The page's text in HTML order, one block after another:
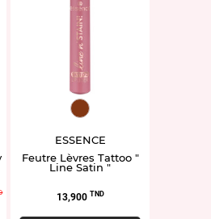
EL951852.02
ESSENCE
Feutre Lèvres Tattoo "
Line Satin "
Prix
13,900 TND